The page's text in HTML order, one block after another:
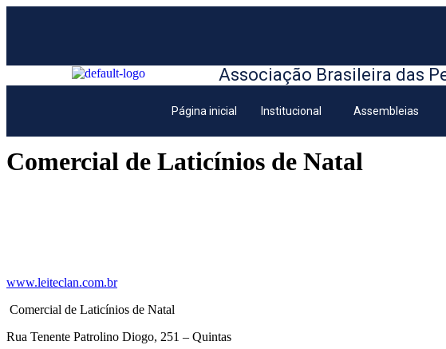
Associação Brasileira das
Página inicial Institucional Assembleias
Comercial de Laticínios de Natal
www.leiteclan.com.br
Comercial de Laticínios de Natal
Rua Tenente Patrolino Diogo, 251 – Quintas